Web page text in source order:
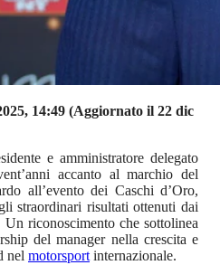
14:49 (Aggiornato il 22 dic
e amministratore delegato
accanto al marchio del
all’evento dei Caschi d’Oro,
straordinari risultati ottenuti dai
riconoscimento che sottolinea
del manager nella crescita e
nel motorsport internazionale.